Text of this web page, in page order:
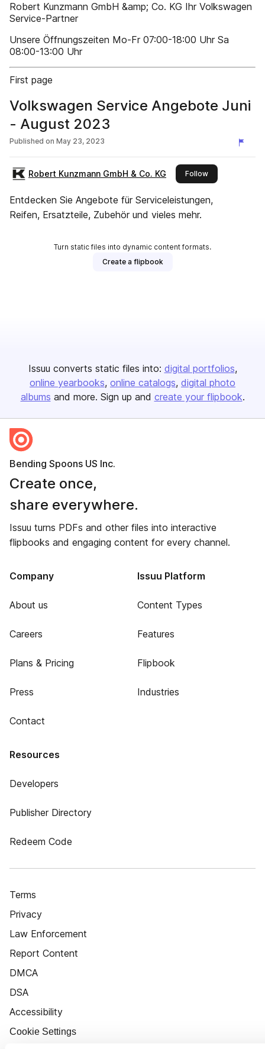
Robert Kunzmann GmbH &amp; Co. KG Ihr Volkswagen
Service-Partner
Unsere Öffnungszeiten Mo-Fr 07:00-18:00 Uhr Sa
08:00-13:00 Uhr
First page
Volkswagen Service Angebote Juni
- August 2023
Published on May 23, 2023
Robert Kunzmann GmbH & Co. KG Followthis publisher
Entdecken Sie Angebote für Serviceleistungen,
Reifen, Ersatzteile, Zubehör und vieles mehr.
Turn static files into dynamic content formats.
Create a flipbook
Issuu converts static files into: digital portfolios
online yearbooks online catalogs digital photo
albums and more. Sign up and create your flipbook.
Bending Spoons US Inc.
Create once,
share everywhere.
Issuu turns PDFs and other files into interactive
flipbooks and engaging content for every channel.
Company
About us
Careers
Plans & Pricing
Press
Contact
Issuu Platform
Content Types
Features
Flipbook
Industries
Resources
Developers
Publisher Directory
Redeem Code
Terms
Privacy
Law Enforcement
Report Content
DMCA
DSA
Accessibility
Cookie Settings